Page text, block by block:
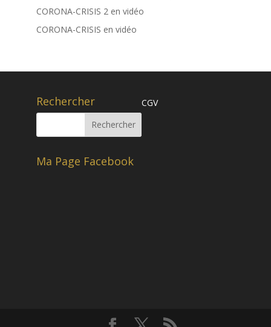
CORONA-CRISIS 2 en vidéo
CORONA-CRISIS en vidéo
Rechercher CGV
Ma Page Facebook